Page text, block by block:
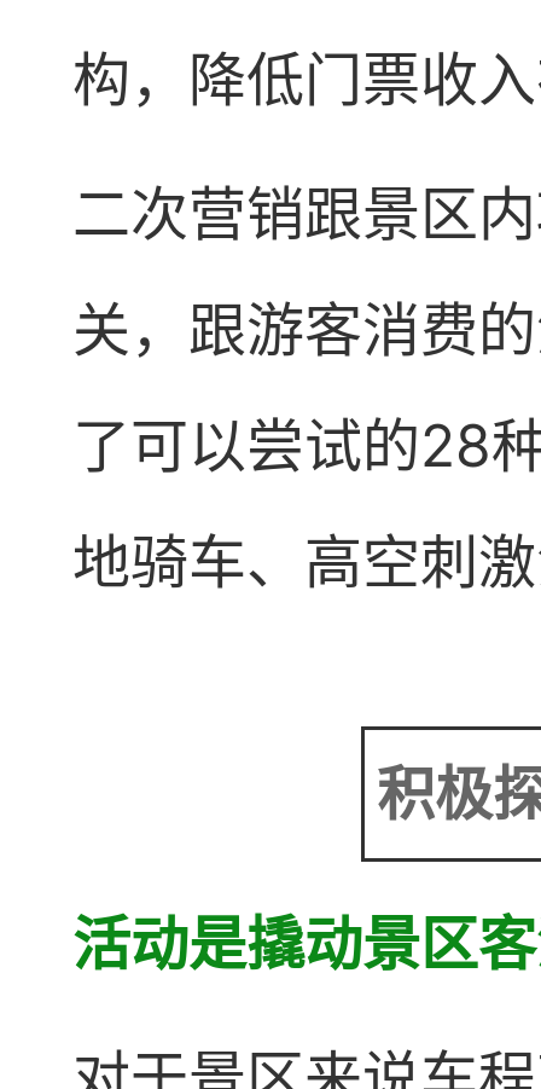
构，降低门票收
二次营销跟景区
关，跟游客消费
了可以尝试的28
地骑车、高空刺
积极
活动是撬动景区